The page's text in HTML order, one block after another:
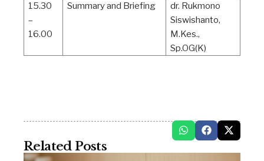
15.30
–
16.00
Summary and Briefing
dr. Rukmono
Siswishanto,
M.Kes.,
Sp.OG(K)
Related Posts